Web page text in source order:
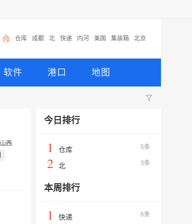
仓库 成都 北 快递 内河 美国 集装箱 北京
高标仓 提供
软件 港口 地图
山西
今日排行
5条
1 仓库
3条
2 北
本周排行
6条
1 快递